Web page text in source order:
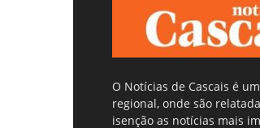
O Notícias de Cascais é
regional, onde são
isenção as notícias mais